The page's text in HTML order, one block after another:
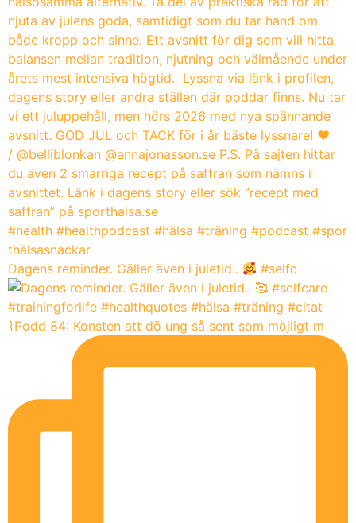
Dagens reminder. Gäller även i juletid.. #selfc
⌇Podd 84: Konsten att dö ung så sent som möjligt m